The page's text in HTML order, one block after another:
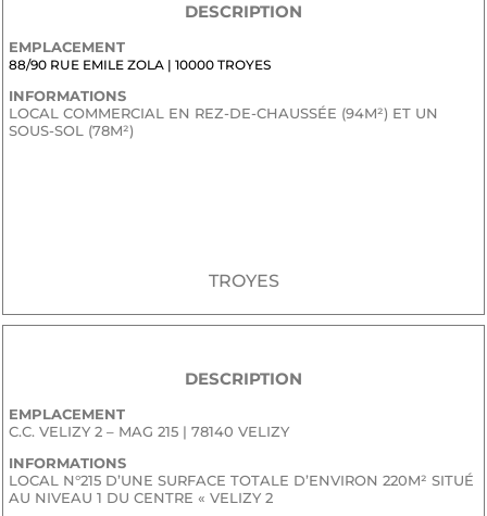
DESCRIPTION
EMPLACEMENT
88/90 RUE EMILE ZOLA | 10000 TROYES
INFORMATIONS
LOCAL COMMERCIAL EN REZ-DE-CHAUSSÉE (94M²) ET UN
SOUS-SOL (78M²)
TROYES
DESCRIPTION
EMPLACEMENT
C.C. VELIZY 2 – MAG 215 | 78140 VELIZY
INFORMATIONS
LOCAL N°215 D’UNE SURFACE TOTALE D’ENVIRON 220M² SITUÉ
AU NIVEAU 1 DU CENTRE « VELIZY 2